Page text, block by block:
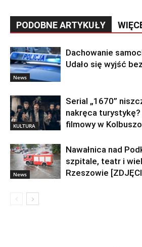
PODOBNE ARTYKUŁY
News
Dachowanie
Udało się wyjść
KULTURA
Serial „1670”
nakręca
filmowy w
News
Nawałnica nad
szpitale, teatr i
Rzeszowie